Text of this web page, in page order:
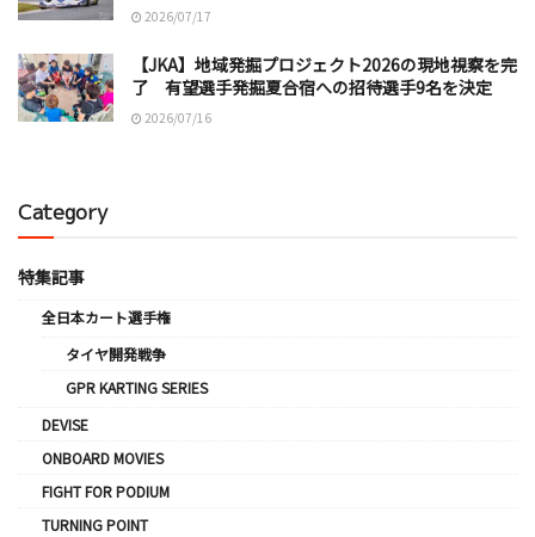
2026/07/17
【JKA】地域発掘プロジェクト2026の現地視察を完
了 有望選手発掘夏合宿への招待選手9名を決定
2026/07/16
Category
特集記事
全日本カート選手権
タイヤ開発戦争
GPR KARTING SERIES
DEVISE
ONBOARD MOVIES
FIGHT FOR PODIUM
TURNING POINT